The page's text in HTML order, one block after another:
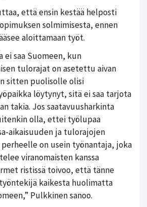
että ensin kestää helposti
solmimisesta, ennen
aloittamaan työt.
ei saa Suomeen, kun
tulorajat on asetettu aivan
sitten puolisolle olisi
löytynyt, sitä ei saa tarjota
takia. Jos saatavuusharkinta
olla, ettei työlupaa
aikaisuuden ja tulorajojen
perheelle on usein työnantaja, joka
viranomaisten kanssa
ristissä toivoo, että tänne
kaikesta huolimatta
Pulkkinen sanoo.